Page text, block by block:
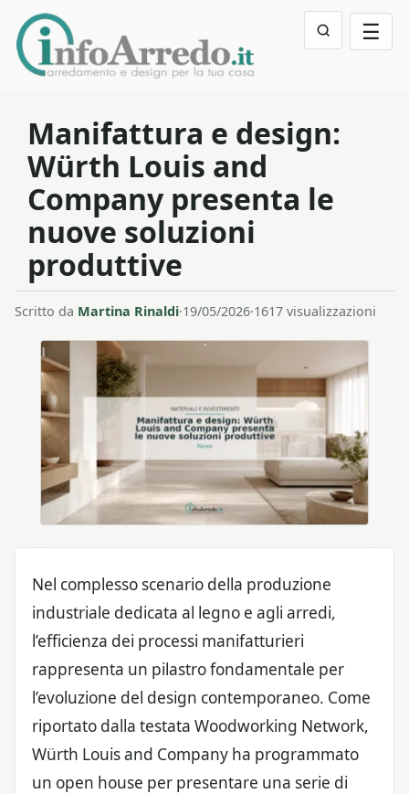
☰
Manifattura e design:
Würth Louis and
Company presenta le
nuove soluzioni
produttive
Scritto da Martina Rinaldi·19/05/2026·1617 visualizzazioni
Nel complesso scenario della produzione
industriale dedicata al legno e agli arredi,
l’efficienza dei processi manifatturieri
rappresenta un pilastro fondamentale per
l’evoluzione del design contemporaneo. Come
riportato dalla testata Woodworking Network,
Würth Louis and Company ha programmato
un open house per presentare una serie di